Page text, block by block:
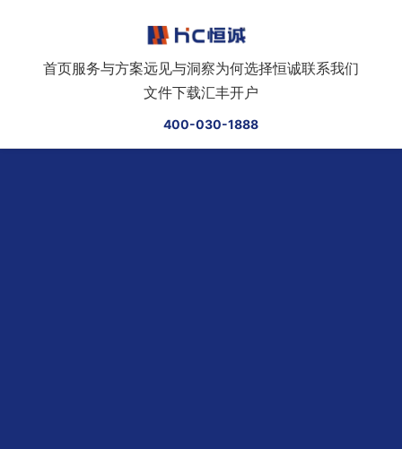
首页服务与方案远见与洞察为何选择恒诚联系我们
文件下载汇丰开户
400-030-1888